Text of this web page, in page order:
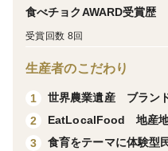
＜切干大根の甘煮 レシピ
作り方
①切り干し大根は水洗い
食べチョクAWARD受賞歴
受賞回数 8回
生産者のこだわり
1
世界農業遺産 ブラン
2
EatLocalFood 地産地
3
食育をテーマに体験型